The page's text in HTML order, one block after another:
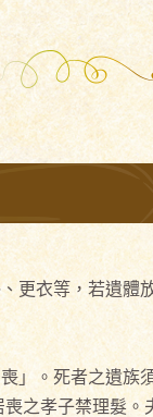
更衣等，若遺
」。死者之遺
之孝子禁理髮